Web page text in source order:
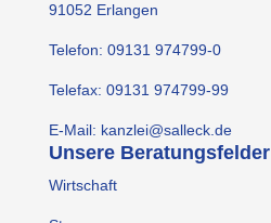
91052 Erlangen
Telefon: 09131 974799-0
Telefax: 09131 974799-99
E-Mail: kanzlei@salleck.de
Unsere Beratungsfelder
Wirtschaft